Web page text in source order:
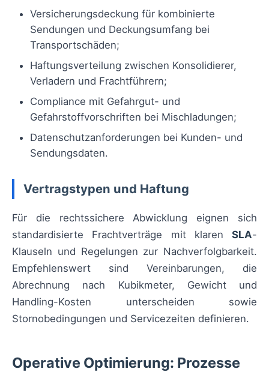
Versicherungsdeckung für kombinierte
Sendungen und Deckungsumfang bei
Transportschäden;
Haftungsverteilung zwischen Konsolidierer,
Verladern und Frachtführern;
Compliance mit Gefahrgut- und
Gefahrstoffvorschriften bei Mischladungen;
Datenschutzanforderungen bei Kunden- und
Sendungsdaten.
Vertragstypen und Haftung
Für die rechtssichere Abwicklung eignen sich
standardisierte Frachtverträge mit klaren SLA-
Klauseln und Regelungen zur Nachverfolgbarkeit.
Empfehlenswert sind Vereinbarungen, die
Abrechnung nach Kubikmeter, Gewicht und
Handling-Kosten unterscheiden sowie
Stornobedingungen und Servicezeiten definieren.
Operative Optimierung: Prozesse